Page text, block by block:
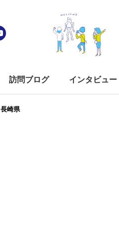
訪問ブログ インタビュー
長崎県